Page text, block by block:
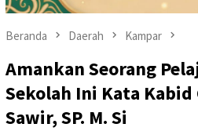
Beranda Daerah Kampar
Amankan Seorang
Sekolah Ini Kata Kabid
Sawir, SP. M. Si